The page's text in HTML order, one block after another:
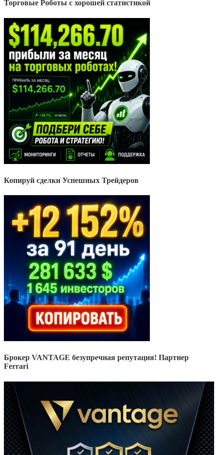
Торговые Роботы с хорошей статистикой
Копируй сделки Успешных Трейдеров
Брокер VANTAGE безупречная репутация! Партнер
Ferrari